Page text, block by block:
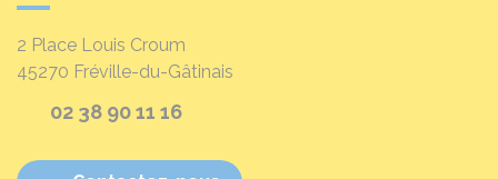
2 Place Louis Croum
45270 Fréville-du-Gâtinais
02 38 90 11 16